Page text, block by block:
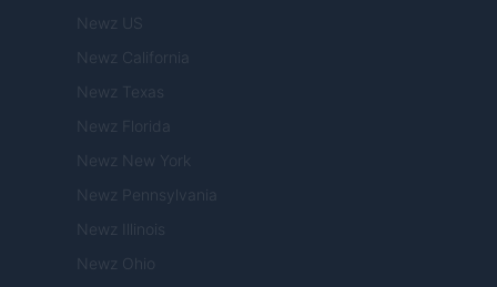
Newz US
Newz California
Newz Texas
Newz Florida
Newz New York
Newz Pennsylvania
Newz Illinois
Newz Ohio